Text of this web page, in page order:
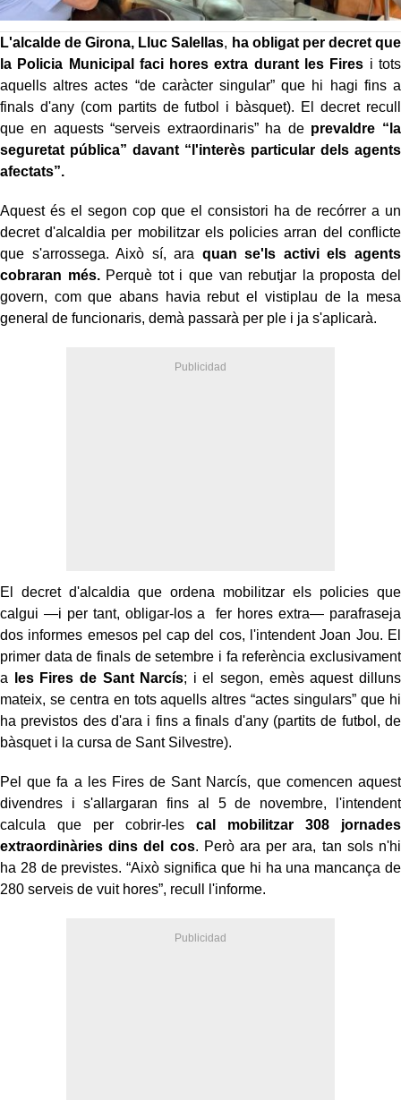
L'alcalde de Girona, Lluc Salellas, ha obligat per decret que
la Policia Municipal faci hores extra durant les Fires i tots
aquells altres actes “de caràcter singular” que hi hagi fins a
finals d'any (com partits de futbol i bàsquet). El decret recull
que en aquests “serveis extraordinaris” ha de prevaldre “la
seguretat pública” davant “l'interès particular dels agents
afectats”.
Aquest és el segon cop que el consistori ha de recórrer a un
decret d'alcaldia per mobilitzar els policies arran del conflicte
que s'arrossega. Això sí, ara quan se'ls activi els agents
cobraran més.Perquè tot i que van rebutjar la proposta del
govern, com que abans havia rebut el vistiplau de la mesa
general de funcionaris, demà passarà per ple i ja s'aplicarà.
El decret d'alcaldia que ordena mobilitzar els policies que
calgui —i per tant, obligar-los a fer hores extra— parafraseja
dos informes emesos pel cap del cos, l'intendent Joan Jou. El
primer data de finals de setembre i fa referència exclusivament
a
les Fires de Sant Narcís; i el segon, emès aquest dilluns
mateix, se centra en tots aquells altres “actes singulars” que hi
ha previstos des d'ara i fins a finals d'any (partits de futbol, de
bàsquet i la cursa de Sant Silvestre).
Pel que fa a les Fires de Sant Narcís, que comencen aquest
divendres i s'allargaran fins al 5 de novembre, l'intendent
calcula que per cobrir-les cal mobilitzar 308 jornades
extraordinàries dins del cos. Però ara per ara, tan sols n'hi
ha 28 de previstes. “Això significa que hi ha una mancança de
280 serveis de vuit hores”, recull l'informe.